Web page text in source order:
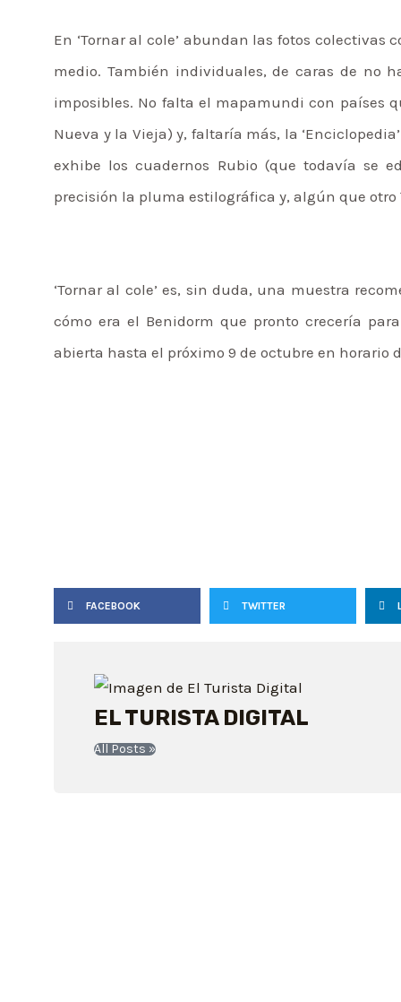
En ‘Tornar al cole’ abundan las fotos
medio. También individuales, de caras de no
imposibles. No falta el mapamundi con países
Nueva y la Vieja) y, faltaría más, la
exhibe los cuadernos Rubio (que todavía se
precisión la pluma estilográfica y, algún que otro
‘Tornar al cole’ es, sin duda, una muestra
cómo era el Benidorm que pronto crecería
abierta hasta el próximo 9 de octubre en horario
FACEBOOK TWITTER
EL TURISTA DIGITAL
All Posts »